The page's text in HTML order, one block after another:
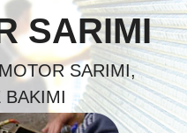
SARIMI
SARIMI,
BAKIMI